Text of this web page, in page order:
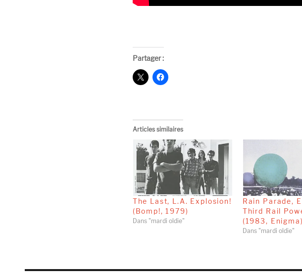
Partager :
Articles similaires
The Last, L.A. Explosion!
(Bomp!, 1979)
Dans "mardi oldie"
Rain Parade,
Third Rail
(1983, Enigma)
Dans "mardi oldie"